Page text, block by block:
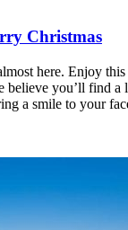
Christmas
here. Enjoy this
believe you’ll find
a smile to your